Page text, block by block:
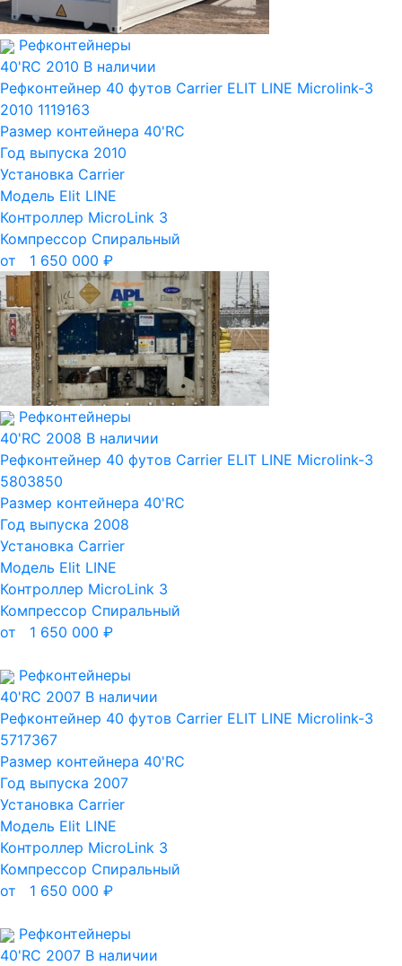
Рефконтейнеры
40'RC 2010 В наличии
Рефконтейнер 40 футов Carrier ELIT LINE Microlink-3
2010 1119163
Размер контейнера 40'RC
Год выпуска 2010
Установка Carrier
Модель Elit LINE
Контроллер MicroLink 3
Компрессор Спиральный
от 1 650 000 ₽
Рефконтейнеры
40'RC 2008 В наличии
Рефконтейнер 40 футов Carrier ELIT LINE Microlink-3
5803850
Размер контейнера 40'RC
Год выпуска 2008
Установка Carrier
Модель Elit LINE
Контроллер MicroLink 3
Компрессор Спиральный
от 1 650 000 ₽
Рефконтейнеры
40'RC 2007 В наличии
Рефконтейнер 40 футов Carrier ELIT LINE Microlink-3
5717367
Размер контейнера 40'RC
Год выпуска 2007
Установка Carrier
Модель Elit LINE
Контроллер MicroLink 3
Компрессор Спиральный
от 1 650 000 ₽
Рефконтейнеры
40'RC 2007 В наличии